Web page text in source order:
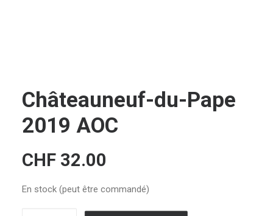
Châteauneuf-du-Pape
2019 AOC
CHF 32.00
En stock (peut être commandé)